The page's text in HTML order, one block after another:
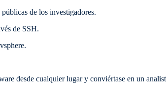
de los investigadores.
de SSH.
desde cualquier lugar y conviértase en un